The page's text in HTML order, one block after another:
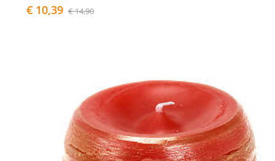
€ 10,39 € 14,90